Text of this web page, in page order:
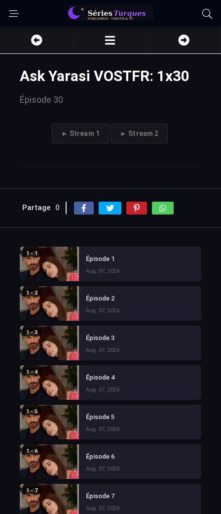
Ask Yarasi VOSTFR: 1x30
Épisode 30
► Stream 1 ► Stream 2
Partage 0
1 - 1
Épisode 1
Aug. 07, 2026
1 - 2
Épisode 2
Aug. 07, 2026
1 - 3
Épisode 3
Aug. 07, 2026
1 - 4
Épisode 4
Aug. 07, 2026
1 - 5
Épisode 5
Aug. 07, 2026
1 - 6
Épisode 6
Aug. 07, 2026
1 - 7
Épisode 7
Aug. 07, 2026